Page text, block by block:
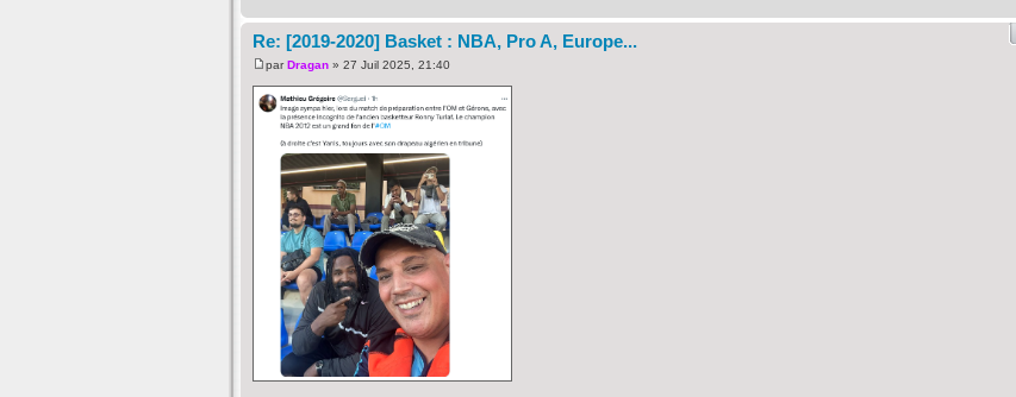
Re: [2019-2020] Basket : NBA, Pro A, Europe...
parDragan » 27 Juil 2025, 21:40